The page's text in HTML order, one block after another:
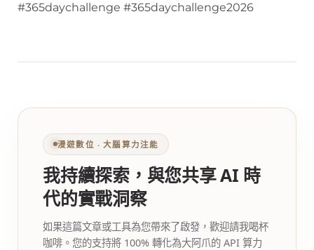
#365daychallenge #365daychallenge2026
漫遊數位 ‧ 大腦算力注能
我持續探索，與您共享 AI 時
代的實戰洞察
如果這篇文章或工具為您帶來了啟發，歡迎請我喝杯
咖啡。您的支持將 100% 轉化為大阿爪的 API 算力